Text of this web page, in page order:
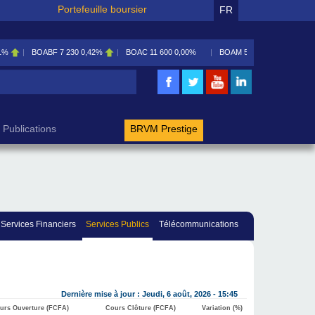
Portefeuille boursier FR
BOABF 7 230 0,42% BOAC 11 600 0,00% BOAM 5 585
Publications BRVM Prestige
Services Financiers Services Publics Télécommunications
Dernière mise à jour : Jeudi, 6 août, 2026 - 15:45
Ouverture (FCFA) Cours Clôture (FCFA) Variation (%)